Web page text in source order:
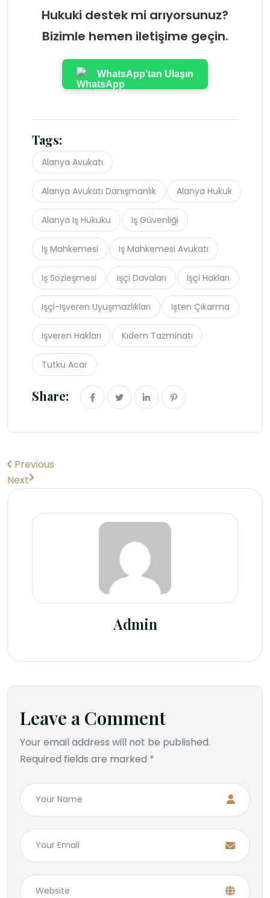
Hukuki destek mi arıyorsunuz?
Bizimle hemen iletişime geçin.
WhatsApp'tan Ulaşın
Tags:
Alanya Avukatı
Alanya Avukatı Danışmanlık Alanya Hukuk
Alanya Iş Hukuku Iş Güvenliği
Iş Mahkemesi Iş Mahkemesi Avukatı
Iş Sözleşmesi Işçi Davaları Işçi Hakları
Işçi-Işveren Uyuşmazlıkları Işten Çıkarma
Işveren Hakları Kıdem Tazminatı
Tutku Acar
Share:
Previous
Next
Admin
Leave a Comment
Your email address will not be published.
Required fields are marked *